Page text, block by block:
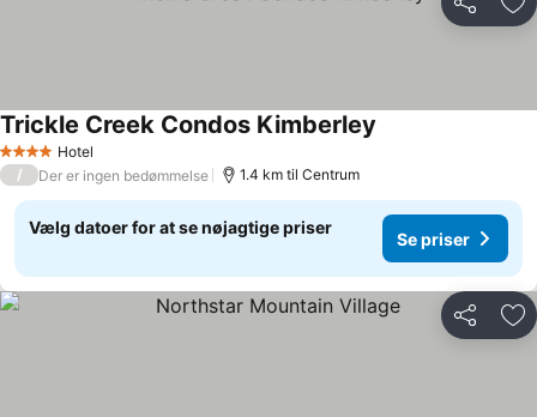
Del
4 StjernerHotel
Trickle Creek Condos Kimberley
/ Der er ingen bedømmelse 1.4 km til Centrum
Vælg datoer for at se nøjagtige priser
Se priser
Del